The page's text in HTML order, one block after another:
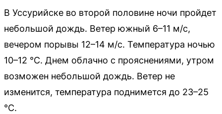
В Уссурийске во второй половине ночи пройдет
небольшой дождь. Ветер южный 6–11 м/с,
вечером порывы 12–14 м/с. Температура ночью
10–12 °C. Днем облачно с прояснениями, утром
возможен небольшой дождь. Ветер не
изменится, температура поднимется до 23–25
°C.